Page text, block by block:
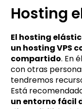
Hosting
El hosting
un hosting VPS
compartido. En
con otras
tendremos
Está
un entorno fácil